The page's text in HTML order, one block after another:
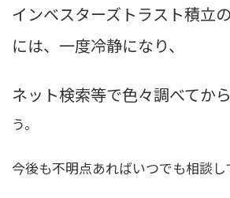
インベスターズトラスト積立
には、一度冷静になり、
ネット検索等で色々調べてか
う。
今後も不明点あればいつでも相談し